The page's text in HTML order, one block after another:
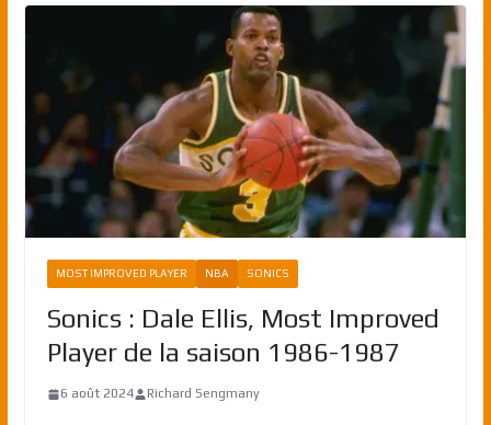
MOST IMPROVED PLAYER NBA SONICS
Sonics : Dale Ellis, Most Improved
Player de la saison 1986-1987
6 août 2024 Richard Sengmany